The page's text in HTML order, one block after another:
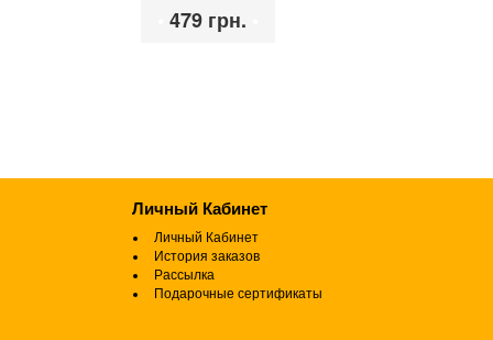
479 грн.
Личный Кабинет
Личный Кабинет
История заказов
Рассылка
Подарочные сертификаты